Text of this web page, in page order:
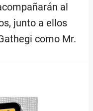
al
junto a ellos
como Mr.